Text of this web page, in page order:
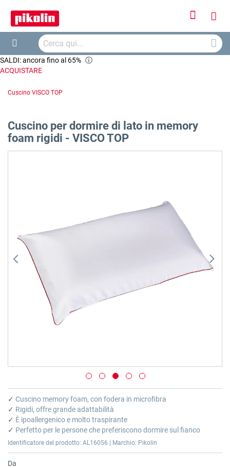
Accedi
Cerca
Cerca
SALDI: ancora fino al 65% ⓘ
ACQUISTARE
Cuscino VISCO TOP
Cuscino per dormire di lato in memory
foam rigidi - VISCO TOP
Vai
all'inizio
della
galleria
di
immagini
✓ Cuscino memory foam, con fodera in microfibra
✓ Rigidi, offre grande adattabilità
✓ È ipoallergenico e molto traspirante
✓ Perfetto per le persone che preferiscono dormire sul fianco
Identificatore del prodotto: AL16056 | Marchio: Pikolin
Da